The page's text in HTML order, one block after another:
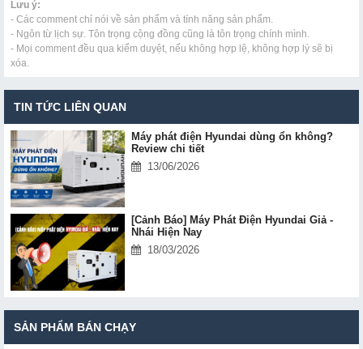
Lưu ý:
- Các comment chỉ nói về sản phẩm và tính năng sản phẩm.
- Ngôn từ lịch sự. Tôn trọng cộng đồng cũng là tôn trọng chính mình.
- Mọi comment đều qua kiểm duyệt, nếu không hợp lệ, không hợp lý sẽ bị
xóa.
TIN TỨC LIÊN QUAN
Máy phát điện Hyundai dùng ổn không?
Review chi tiết
13/06/2026
[Cảnh Báo] Máy Phát Điện Hyundai Giả -
Nhái Hiện Nay
18/03/2026
SẢN PHẨM BÁN CHẠY